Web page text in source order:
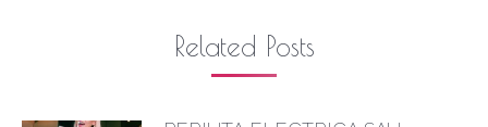
Related Posts